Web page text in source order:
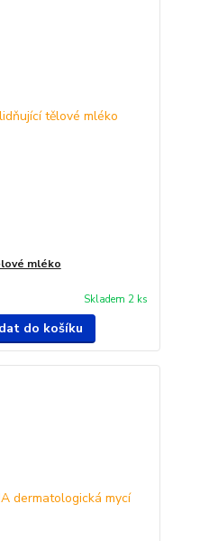
mléko
Skladem 2 ks
do košíku